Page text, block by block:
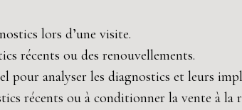
lors d’une visite.
récents ou des renouvellements.
pour analyser les diagnostics et leurs
récents ou à conditionner la vente à la